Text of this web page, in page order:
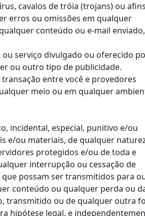
cavalos de tróia (trojans) ou
erros ou omissões em qualquer
conteúdo ou e-mail enviado,
serviço divulgado ou oferecido
ou outro tipo de publicidade.
entre você e provedores
meio ou em qualquer
incidental, especial, punitivo e/ou
e/ou materiais, de qualquer
protegidos e/ou de toda e
interrupção ou cessação de
possam ser transmitidos para
conteúdo ou qualquer perda ou
transmitido ou de qualquer outra
hipótese legal, e